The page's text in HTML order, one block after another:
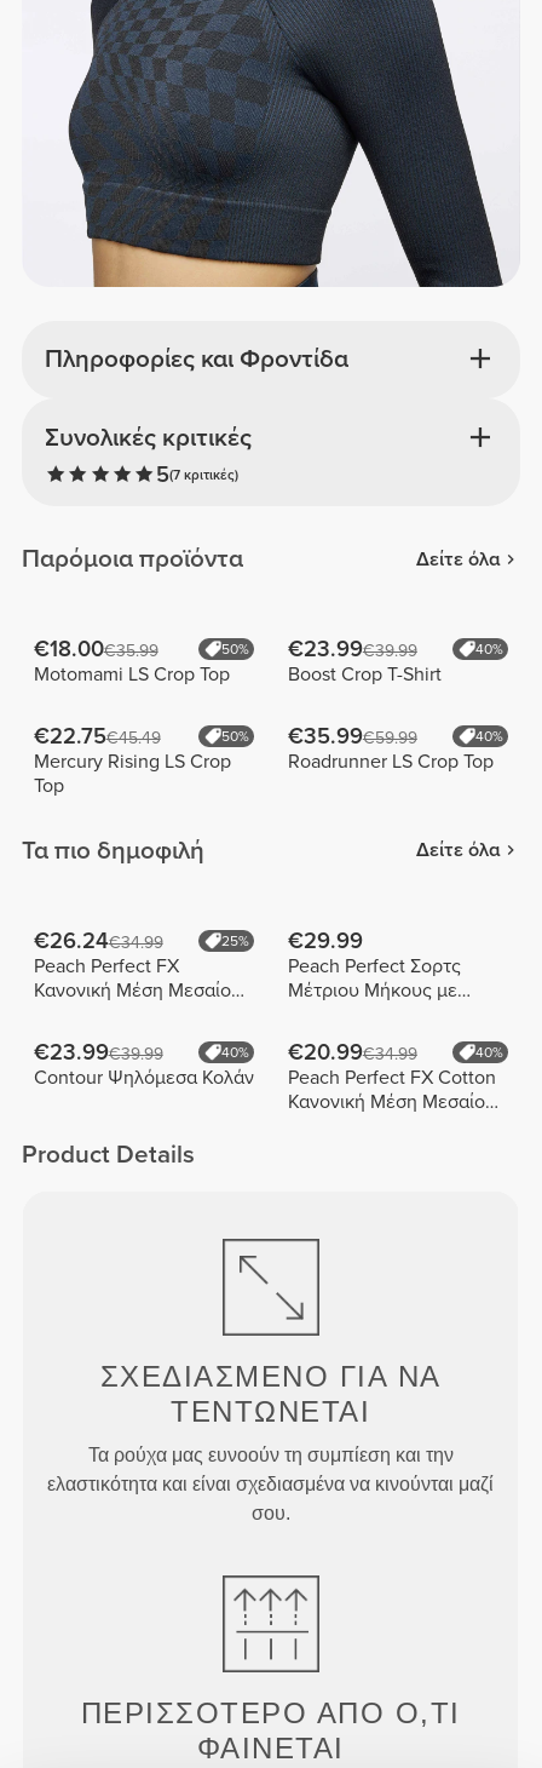
Πληροφορίες και Φροντίδα
Συνολικές κριτικές
5(7 κριτικές)
Παρόμοια προϊόντα Δείτε όλα
€18.00€35.99 50%
Motomami LS Crop Top
€23.99€39.99 40%
Boost Crop T-Shirt
€22.75€45.49 50%
Mercury Rising LS Crop
Top
€35.99€59.99 40%
Roadrunner LS Crop Top
Τα πιο δημοφιλή Δείτε όλα
€26.24€34.99 25%
Peach Perfect FX
Κανονική Μέση Μεσαίου
€29.99
Peach Perfect Σορτς
Μέτριου Μήκους με
€23.99€39.99 40%
Contour Ψηλόμεσα Κολάν
€20.99€34.99 40%
Peach Perfect FX Cotton
Κανονική Μέση Μεσαίου
Product Details
ΣΧΕΔΙΑΣΜΈΝΟ ΓΙΑ ΝΑ
ΤΕΝΤΏΝΕΤΑΙ
Τα ρούχα μας ευνοούν τη συμπίεση και την
ελαστικότητα και είναι σχεδιασμένα να κινούνται μαζί
σου.
ΠΕΡΙΣΣΌΤΕΡΟ ΑΠΌ Ό,ΤΙ
ΦΑΊΝΕΤΑΙ